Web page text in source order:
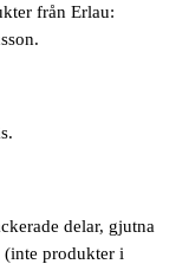
från Erlau:
delar, gjutna
(inte produkter i